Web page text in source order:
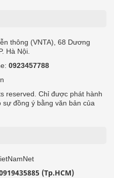
thông (VNTA), 68 Dương
Hà Nội.
0923457788
reserved. Chỉ được phát hành
đồng ý bằng văn bản của
(Tp.HCM)